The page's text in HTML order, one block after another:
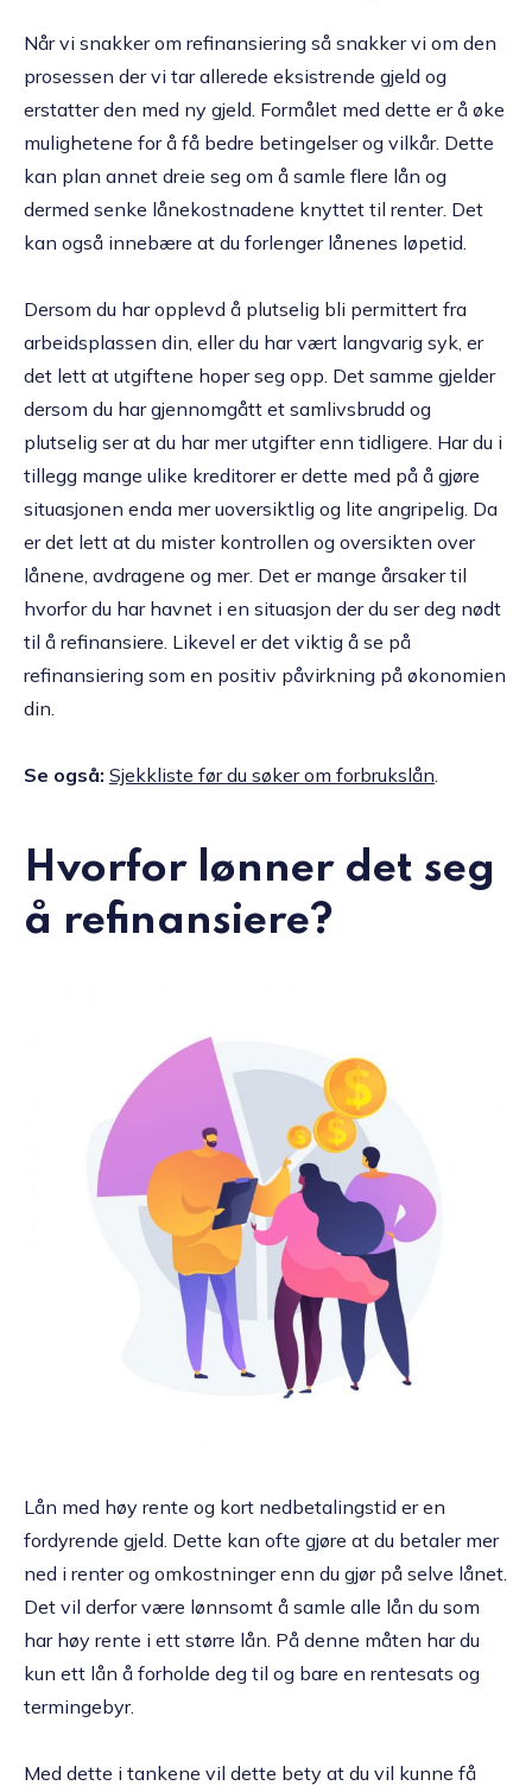
Når vi snakker om refinansiering så snakker vi om den
prosessen der vi tar allerede eksistrende gjeld og
erstatter den med ny gjeld. Formålet med dette er å øke
mulighetene for å få bedre betingelser og vilkår. Dette
kan plan annet dreie seg om å samle flere lån og
dermed senke lånekostnadene knyttet til renter. Det
kan også innebære at du forlenger lånenes løpetid.
Dersom du har opplevd å plutselig bli permittert fra
arbeidsplassen din, eller du har vært langvarig syk, er
det lett at utgiftene hoper seg opp. Det samme gjelder
dersom du har gjennomgått et samlivsbrudd og
plutselig ser at du har mer utgifter enn tidligere. Har du i
tillegg mange ulike kreditorer er dette med på å gjøre
situasjonen enda mer uoversiktlig og lite angripelig. Da
er det lett at du mister kontrollen og oversikten over
lånene, avdragene og mer. Det er mange årsaker til
hvorfor du har havnet i en situasjon der du ser deg nødt
til å refinansiere. Likevel er det viktig å se på
refinansiering som en positiv påvirkning på økonomien
din.
Se også: Sjekkliste før du søker om forbrukslån
Hvorfor lønner det seg
å refinansiere?
Lån med høy rente og kort nedbetalingstid er en
fordyrende gjeld. Dette kan ofte gjøre at du betaler mer
ned i renter og omkostninger enn du gjør på selve lånet.
Det vil derfor være lønnsomt å samle alle lån du som
har høy rente i ett større lån. På denne måten har du
kun ett lån å forholde deg til og bare en rentesats og
termingebyr.
Med dette i tankene vil dette bety at du vil kunne få